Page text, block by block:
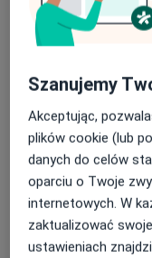
Rodzaje konsultacji
Stacjonarne
Szanujemy
Akceptując,
plików cookie (lub
danych do celów
oparciu o Twoje
internetowych. W
zaktualizować
ustawieniach